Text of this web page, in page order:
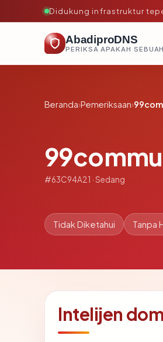
Didukung infrastruktur
AbadiproDNS
Beranda›Pemeriksaan›
#63C94A21 · Sedang
Tidak Diketahui Tanpa
Intelijen